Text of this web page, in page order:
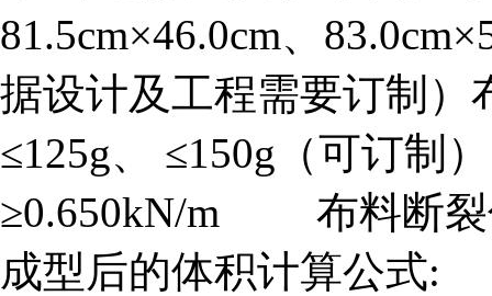
81.5cm×46.0cm、
据设计及工程需要订制）
≤125g、 ≤150g（可订
≥0.650kN/m 布料断
成型后的体积计算公